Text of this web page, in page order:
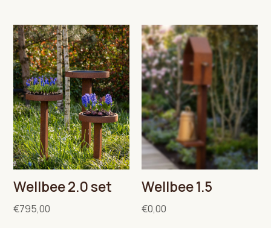
Wellbee 2.0 set
€795,00
Wellbee 1.5
€0,00